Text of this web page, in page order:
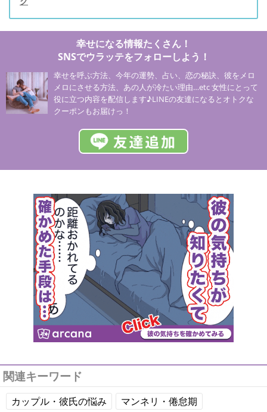
幸せになる情報たくさん！
SNSでウラッテをフォローしよう！
幸せを呼ぶ方法、今年の運勢、占い、恋の秘訣、彼をメロ
メロにさせる方法、あの人が冷たい理由…etc 女性にとって
役に立つ内容を配信します♪LINEの友達になるとオトクな
クーポンもお届けっ！
関連キーワード
カップル・彼氏の悩み マンネリ・倦怠期